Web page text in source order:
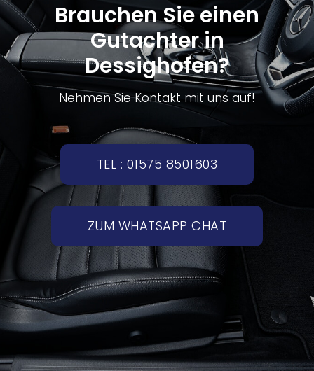
Brauchen Sie einen
Gutachter in
Dessighofen?
Nehmen Sie Kontakt mit uns auf!
TEL : 01575 8501603
ZUM WHATSAPP CHAT